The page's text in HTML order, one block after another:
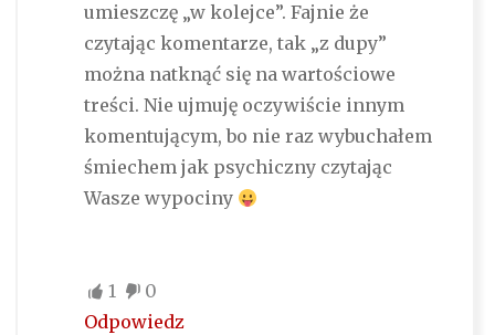
umieszczę „w kolejce”. Fajnie że
czytając komentarze, tak „z dupy”
można natknąć się na wartościowe
treści. Nie ujmuję oczywiście innym
komentującym, bo nie raz wybuchałem
śmiechem jak psychiczny czytając
Wasze wypociny
1
0
Odpowiedz